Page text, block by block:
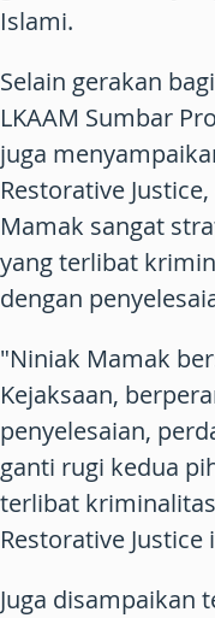
Islami.
Selain gerakan
LKAAM Sumbar
juga
Restorative
Mamak sangat
yang terlibat
dengan
"Niniak Mamak
Kejaksaan,
penyelesaian,
ganti rugi kedua
terlibat
Restorative
Juga disampaikan